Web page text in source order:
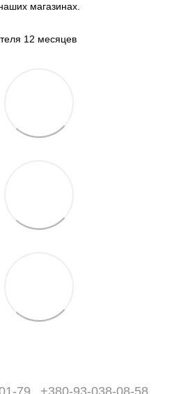
магазинах.
12 месяцев